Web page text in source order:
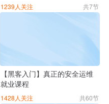
Portfolio for JIRA
1239人关注 共7节
【黑客入门】真正的安全运维
就业课程
1428人关注 共60节